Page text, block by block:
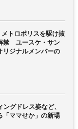
トロポリスを駆け抜
禁 ユースケ・サン
リジナルメンバーの
グドレス姿など、
「ママせか」の新場